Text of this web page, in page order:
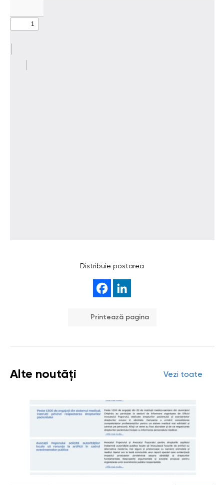
Distribuie postarea
Printează pagina
Alte noutăți Vezi toate